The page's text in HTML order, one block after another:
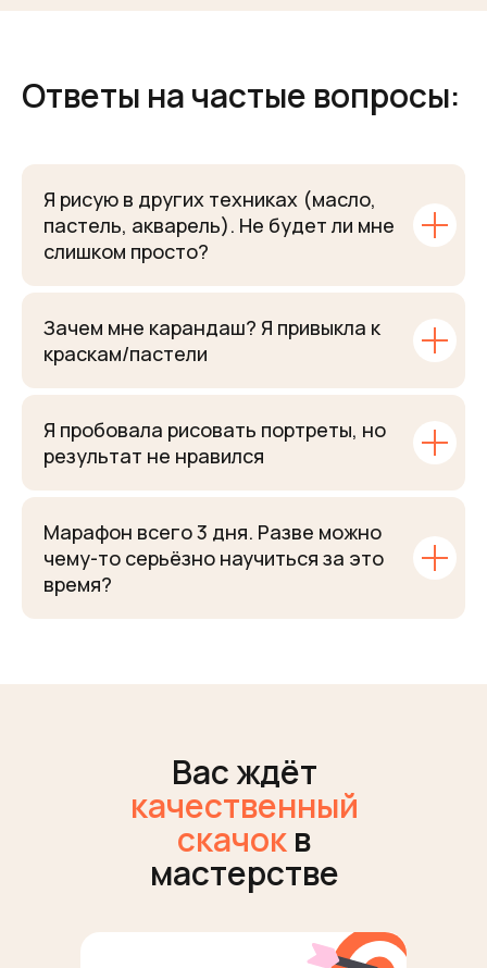
Ответы на частые вопросы:
Я рисую в других техниках (масло,
пастель, акварель). Не будет ли мне
слишком просто?
Зачем мне карандаш? Я привыкла к
краскам/пастели
Я пробовала рисовать портреты, но
результат не нравился
Марафон всего 3 дня. Разве можно
чему-то серьёзно научиться за это
время?
Вас ждёт
качественный
скачокв
мастерстве